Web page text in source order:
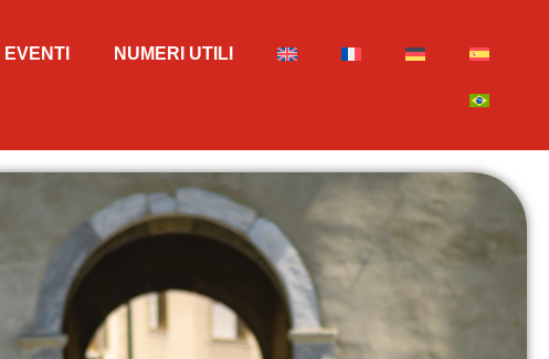
EVENTI NUMERI UTILI